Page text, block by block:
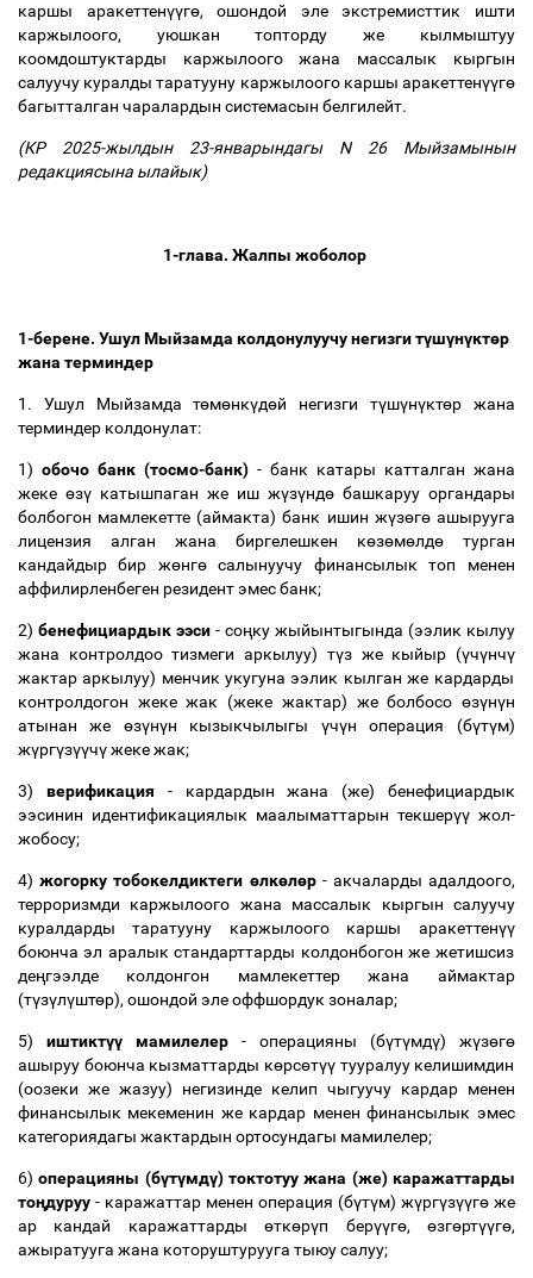
каршы аракеттенүүгө, ошондой эле экстремисттик ишти
каржылоого, уюшкан топторду же кылмыштуу
коомдоштуктарды каржылоого жана массалык кыргын
салуучу куралды таратууну каржылоого каршы аракеттенүүгө
багытталган чаралардын системасын белгилейт.
(КР 2025-жылдын 23-январындагы N 26Мыйзамынын
редакциясына ылайык)
1-глава. Жалпы жоболор
1-берене. Ушул Мыйзамда колдонулуучу негизги түшүнүктөр
жана терминдер
1. Ушул Мыйзамда төмөнкүдөй негизги түшүнүктөр жана
терминдер колдонулат:
1) обочо банк (тосмо-банк) - банк катары катталган жана
жеке өзү катышпаган же иш жүзүндө башкаруу органдары
болбогон мамлекетте (аймакта) банк ишин жүзөгөашырууга
лицензия алган жана биргелешкен көзөмөлдө турган
кандайдыр бир жөнгө салынуучу финансылык топ менен
аффилирленбеген резидент эмес банк;
2) бенефициардык ээси - соңку жыйынтыгында (ээлик кылуу
жана контролдоо тизмеги аркылуу) түз же кыйыр (үчүнчү
жактар аркылуу) менчик укугуна ээлик кылган же кардарды
контролдогон жеке жак (жеке жактар) же болбосо өзүнүн
атынан же өзүнүн кызыкчылыгы үчүн операция (бүтүм)
жүргүзүүчүжеке жак;
3) верификация - кардардын жана (же) бенефициардык
ээсинин идентификациялык маалыматтарын текшерүү жол-
жобосу;
4)жогорку тобокелдиктеги өлкөлөр- акчаларды адалдоого,
терроризмди каржылоого жана массалык кыргын салуучу
куралдарды таратууну каржылоого каршы аракеттенүү
боюнча эл аралык стандарттарды колдонбогон же жетишсиз
деңгээлде колдонгон мамлекеттер жана аймактар
(түзүлүштөр), ошондой эле оффшордук зоналар;
5) иштиктүү мамилелер - операцияны (бүтүмдү) жүзөгө
ашыруу боюнча кызматтарды көрсөтүү тууралуу келишимдин
(оозеки же жазуу) негизинде келип чыгуучу кардар менен
финансылык мекеменин же кардар менен финансылык эмес
категориядагы жактардын ортосундагы мамилелер;
6)операцияны (бүтүмдү) токтотуу жана (же) каражаттарды
тоңдуруу - каражаттар менен операция (бүтүм) жүргүзүүгө же
ар кандай каражаттардыөткөрүп берүүгө,өзгөртүүгө,
ажыратууга жана которуштурууга тыюу салуу;